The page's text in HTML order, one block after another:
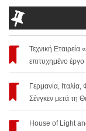
Τεχνική
επιτυχημένο έργο
Γερμανία, Ιταλία,
Σένγκεν μετά τη
House of Light